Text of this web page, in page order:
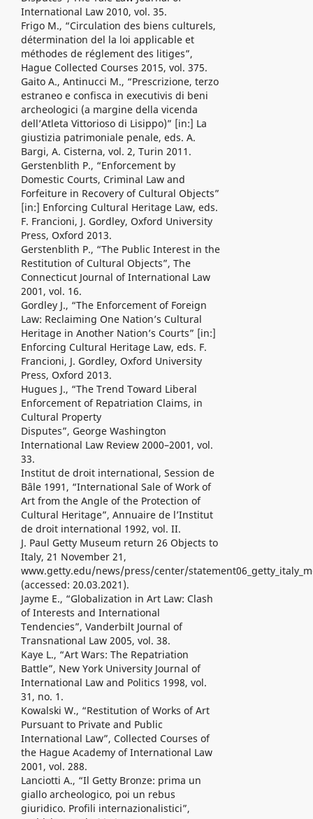
International Law 2010, vol. 35.
Frigo M., “Circulation des biens culturels,
détermination del la loi applicable et
méthodes de réglement des litiges”,
Hague Collected Courses 2015, vol. 375.
Gaito A., Antinucci M., “Prescrizione, terzo
estraneo e confisca in executivis di beni
archeologici (a margine della vicenda
dell’Atleta Vittorioso di Lisippo)” [in:] La
giustizia patrimoniale penale, eds. A.
Bargi, A. Cisterna, vol. 2, Turin 2011.
Gerstenblith P., “Enforcement by
Domestic Courts, Criminal Law and
Forfeiture in Recovery of Cultural Objects”
[in:] Enforcing Cultural Heritage Law, eds.
F. Francioni, J. Gordley, Oxford University
Press, Oxford 2013.
Gerstenblith P., “The Public Interest in the
Restitution of Cultural Objects”, The
Connecticut Journal of International Law
2001, vol. 16.
Gordley J., “The Enforcement of Foreign
Law: Reclaiming One Nation’s Cultural
Heritage in Another Nation’s Courts” [in:]
Enforcing Cultural Heritage Law, eds. F.
Francioni, J. Gordley, Oxford University
Press, Oxford 2013.
Hugues J., “The Trend Toward Liberal
Enforcement of Repatriation Claims, in
Cultural Property
Disputes”, George Washington
International Law Review 2000–2001, vol.
33.
Institut de droit international, Session de
Bâle 1991, “International Sale of Work of
Art from the Angle of the Protection of
Cultural Heritage”, Annuaire de l’Institut
de droit international 1992, vol. II.
J. Paul Getty Museum return 26 Objects to
Italy, 21 November 21,
www.getty.edu/news/press/center/
(accessed: 20.03.2021).
Jayme E., “Globalization in Art Law: Clash
of Interests and International
Tendencies”, Vanderbilt Journal of
Transnational Law 2005, vol. 38.
Kaye L., “Art Wars: The Repatriation
Battle”, New York University Journal of
International Law and Politics 1998, vol.
31, no. 1.
Kowalski W., “Restitution of Works of Art
Pursuant to Private and Public
International Law”, Collected Courses of
the Hague Academy of International Law
2001, vol. 288.
Lanciotti A., “Il Getty Bronze: prima un
giallo archeologico, poi un rebus
giuridico. Profili internazionalistici”,